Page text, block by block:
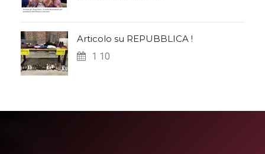
Articolo su REPUBBLICA !
1 10